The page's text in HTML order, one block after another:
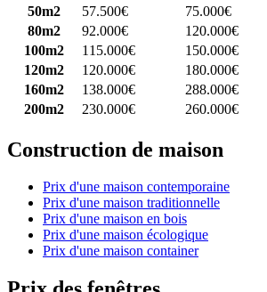
50m2
57.500€ 75.000€
80m2
92.000€ 120.000€
100m2
115.000€ 150.000€
120m2
120.000€ 180.000€
160m2
138.000€ 288.000€
200m2
230.000€ 260.000€
Construction de maison
Prix d'une maison contemporaine
Prix d'une maison traditionnelle
Prix d'une maison en bois
Prix d'une maison écologique
Prix d'une maison container